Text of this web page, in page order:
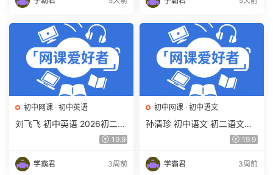
初中网课 · 初中英语
刘飞飞 初中英语 2026初二英
语读写素养培训班（秋上秋下
19.9
学霸君 3周前
初中网课 · 初中语文
孙清珍 初中语文 初二语文读
写素养培训班（秋上秋下·全19.9
学霸君 3周前